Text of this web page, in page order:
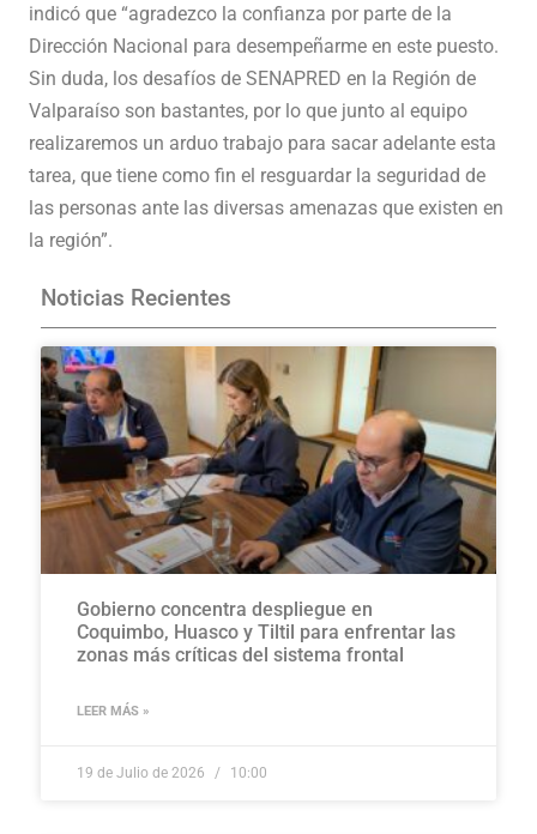
indicó que “agradezco la confianza por parte de la
Dirección Nacional para desempeñarme en este puesto.
Sin duda, los desafíos de SENAPRED en la Región de
Valparaíso son bastantes, por lo que junto al equipo
realizaremos un arduo trabajo para sacar adelante esta
tarea, que tiene como fin el resguardar la seguridad de
las personas ante las diversas amenazas que existen en
la región”.
Noticias Recientes
Gobierno concentra despliegue en
Coquimbo, Huasco y Tiltil para enfrentar las
zonas más críticas del sistema frontal
LEER MÁS »
19 de Julio de 2026 10:00